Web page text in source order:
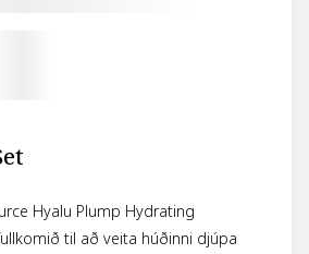
Hyalu Plump Hydrating
til að veita húðinni djúpa